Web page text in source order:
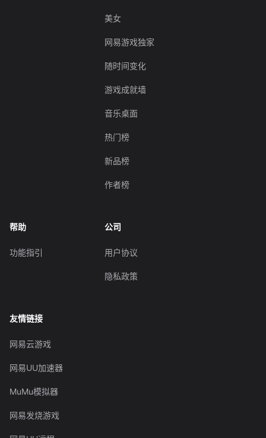
美女
网易游戏独家
随时间变化
游戏成就墙
音乐桌面
热门榜
新品榜
作者榜
帮助
功能指引
公司
用户协议
隐私政策
友情链接
网易云游戏
网易UU加速器
MuMu模拟器
网易发烧游戏